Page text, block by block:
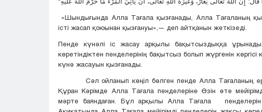
«Шындығында Алла Тағала қызғанады, Алла Тағаланың
істі жасап қоюынан қызғануы»,— деп айтқанын жеткізеді.
Пенде күнәлі іс жасау арқылы бақытсыздыққа
көретіндіктен пенделерінің бақытсыз болып жүргенін
күнә жасауын қызғанады.
Сәл ойланып көңіл бөлген пенде Алла Тағаланың
Құран Кәрімде Алла Тағала пенделеріне Өзін өте
мәрте баяндаған. Бұл арқылы Алла Тағала пенделерін